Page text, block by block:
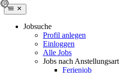
Jobsuche
Profil anlegen
Einloggen
Alle Jobs
Jobs nach Anstellungsart
Ferienjob